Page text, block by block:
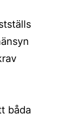
båda